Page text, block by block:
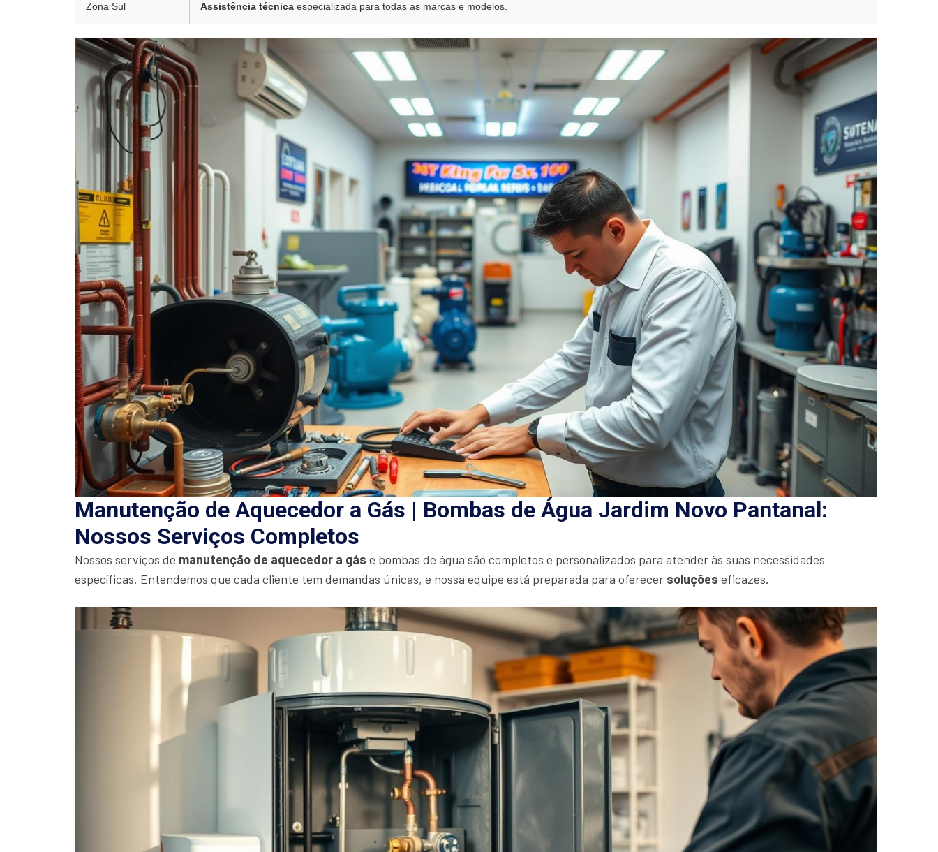
Zona Sul Assistência técnica especializada para todas as marcas e modelos.
Manutenção de Aquecedor a Gás | Bombas de Água Jardim Novo Pantanal:
Nossos Serviços Completos
Nossos serviços de manutenção de aquecedor a gás e bombas de água são completos e personalizados para atender às suas necessidades
específicas. Entendemos que cada cliente tem demandas únicas, e nossa equipe está preparada para oferecer soluções eficazes.